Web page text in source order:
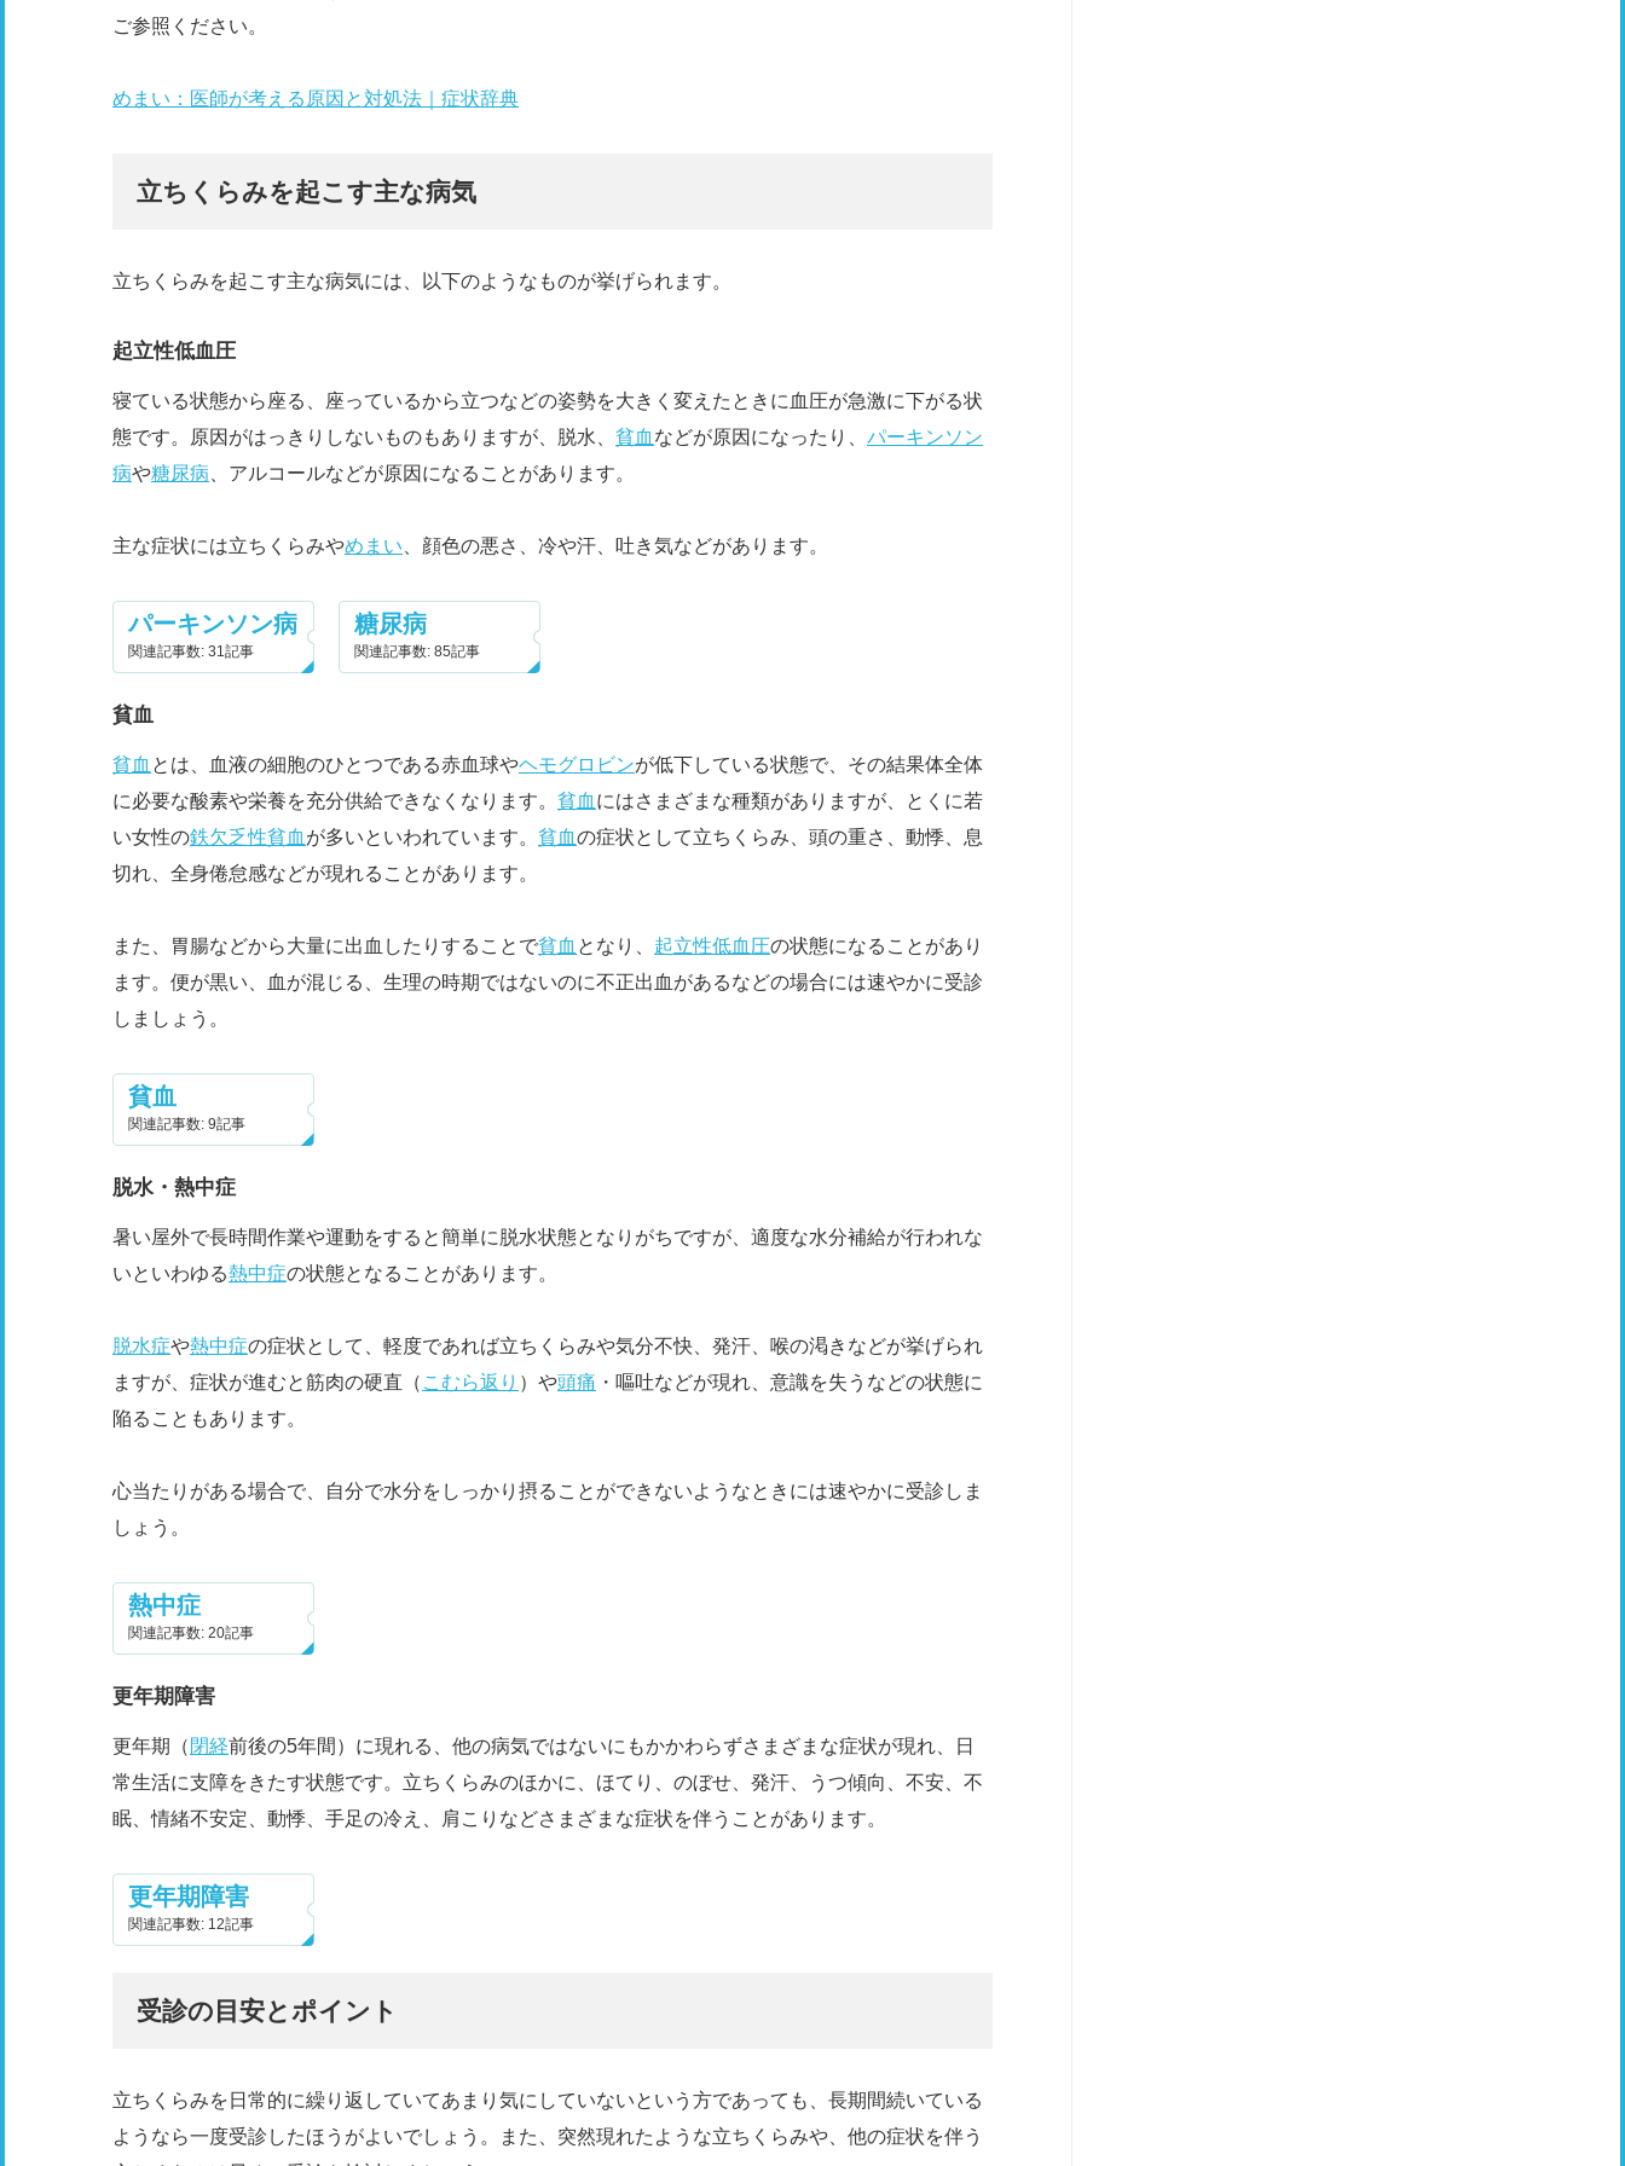
ご参照ください。
めまい：医師が考える原因と対処法｜症状辞典
立ちくらみを起こす主な病気
立ちくらみを起こす主な病気には、以下のようなものが挙げられます。
起立性低血圧
寝ている状態から座る、座っているから立つなどの姿勢を大きく変えたときに血圧が急激に下がる状
態です。原因がはっきりしないものもありますが、脱水、 貧血 などが原因になったり、 パーキンソン
病や糖尿病 、アルコールなどが原因になることがあります。
主な症状には立ちくらみやめまい 、顔色の悪さ、冷や汗、吐き気などがあります。
パーキンソン病
関連記事数: 31記事
糖尿病
関連記事数: 85記事
貧血
貧血 とは、血液の細胞のひとつである赤血球やヘモグロビンが低下している状態で、その結果体全体
に必要な酸素や栄養を充分供給できなくなります。 貧血 にはさまざまな種類がありますが、とくに若
い女性の鉄欠乏性貧血 が多いといわれています。 貧血の症状として立ちくらみ、頭の重さ、動悸、息
切れ、全身倦怠感などが現れることがあります。
また、胃腸などから大量に出血したりすることで貧血 となり、 起立性低血圧の状態になることがあり
ます。便が黒い、血が混じる、生理の時期ではないのに不正出血があるなどの場合には速やかに受診
しましょう。
貧血
関連記事数: 9記事
脱水・熱中症
暑い屋外で長時間作業や運動をすると簡単に脱水状態となりがちですが、適度な水分補給が行われな
いといわゆる熱中症の状態となることがあります。
脱水症や熱中症の症状として、軽度であれば立ちくらみや気分不快、発汗、喉の渇きなどが挙げられ
ますが、症状が進むと筋肉の硬直（ こむら返り ）や頭痛 ・嘔吐などが現れ、意識を失うなどの状態に
陥ることもあります。
心当たりがある場合で、自分で水分をしっかり摂ることができないようなときには速やかに受診しま
しょう。
熱中症
関連記事数: 20記事
更年期障害
更年期（ 閉経前後の5年間）に現れる、他の病気ではないにもかかわらずさまざまな症状が現れ、日
常生活に支障をきたす状態です。立ちくらみのほかに、ほてり、のぼせ、発汗、うつ傾向、不安、不
眠、情緒不安定、動悸、手足の冷え、肩こりなどさまざまな症状を伴うことがあります。
更年期障害
関連記事数: 12記事
受診の目安とポイント
立ちくらみを日常的に繰り返していてあまり気にしていないという方であっても、長期間続いている
ようなら一度受診したほうがよいでしょう。また、突然現れたような立ちくらみや、他の症状を伴う